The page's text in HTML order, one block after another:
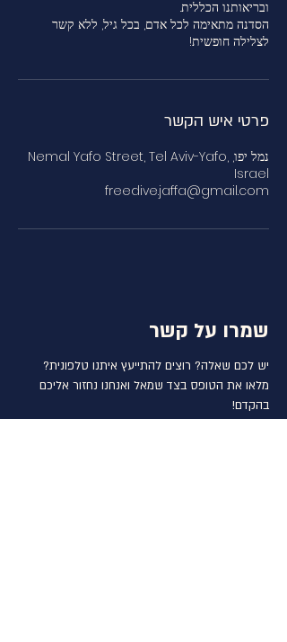
הסדנה מתאימה לכל אדם, בכל גיל, ללא קשר
לצלילה חופשית!
פרטי איש הקשר
נמל יפו, Nemal Yafo Street, Tel Aviv-Yafo,
Israel
freedive.jaffa@gmail.com
שמרו על קשר
יש לכם שאלה? רוצים להתייעץ איתנו טלפונית?
מלאו את הטופס בצד שמאל ואנחנו נחזור אליכם
בהקדם!